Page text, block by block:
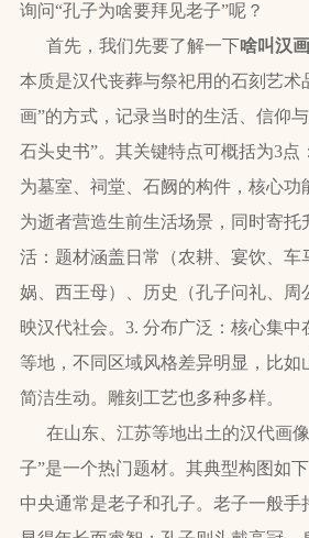
询问“孔子为啥要拜见老子”呢？
首先，我们先要了解一下啥叫汉
本质是汉代丧葬与祭祀用的石刻艺术
画”的方式，记录当时的生活、信仰
石头史书”。其关键特点可概括为3点
为墓室、祠堂、石阙的构件，核心功
为逝者营造生前生活场景，同时寄托
活：题材涵盖日常（农耕、宴饮、车
娲、西王母）、历史（孔子问礼、周
映汉代社会。3. 分布广泛：核心集中
等地，不同区域风格差异明显，比如
简洁生动。雕刻工艺也多种多样。
在山东、江苏等地出土的汉代画
子”是一个热门题材。其典型构图如
中央通常是老子和孔子。老子一般手